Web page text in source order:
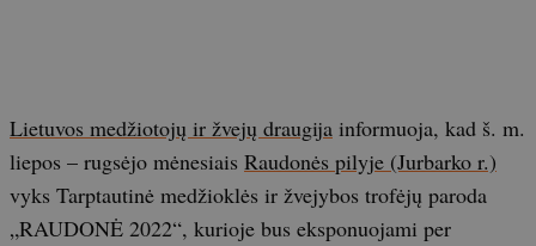
Lietuvos medžiotojų ir žvejų draugija informuoja, kad š. m.
liepos – rugsėjo mėnesiais Raudonės pilyje (Jurbarko r.)
vyks Tarptautinė medžioklės ir žvejybos trofėjų paroda
„RAUDONĖ 2022“, kurioje bus eksponuojami per